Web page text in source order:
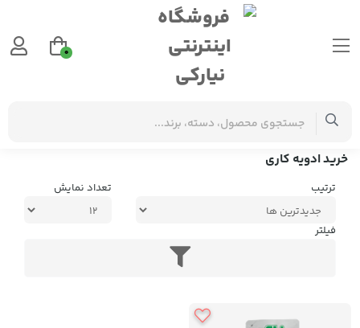
برچسب‌ها خرید ادویه کاری
خرید ادویه کاری
ترتیب تعداد نمایش
فیلتر
0